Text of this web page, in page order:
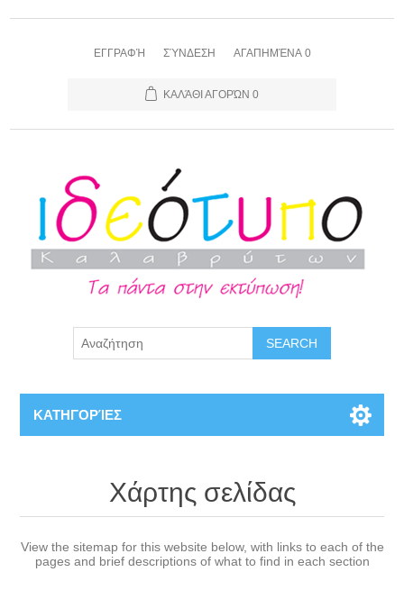
ΕΓΓΡΑΦΉ ΣΎΝΔΕΣΗ ΑΓΑΠΗΜΈΝΑ 0
ΚΑΛΆΘΙ ΑΓΟΡΏΝ 0
ΚΑΤΗΓΟΡΊΕΣ
Χάρτης σελίδας
View the sitemap for this website below, with links to each of the
pages and brief descriptions of what to find in each section